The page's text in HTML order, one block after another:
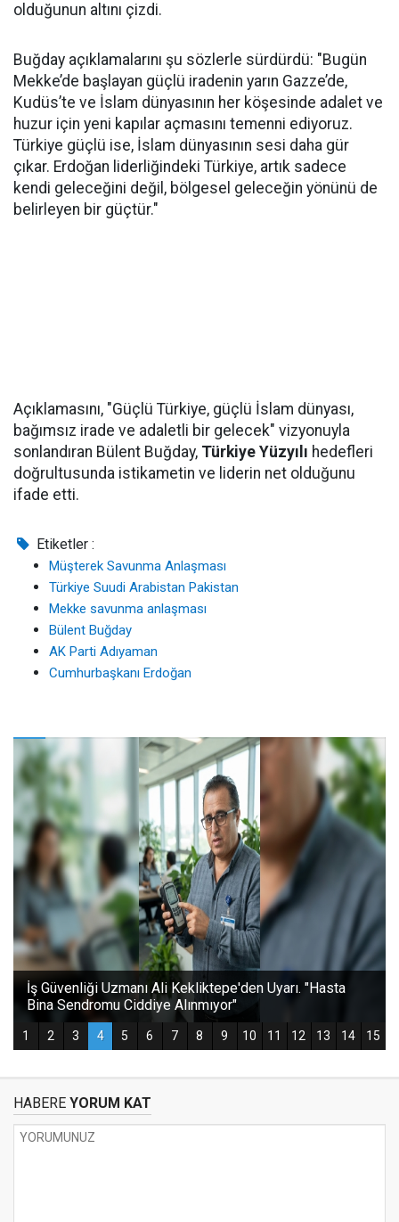
olduğunun altını çizdi.
Buğday açıklamalarını şu sözlerle sürdürdü: "Bugün
Mekke’de başlayan güçlü iradenin yarın Gazze’de,
Kudüs’te ve İslam dünyasının her köşesinde adalet ve
huzur için yeni kapılar açmasını temenni ediyoruz.
Türkiye güçlü ise, İslam dünyasının sesi daha gür
çıkar. Erdoğan liderliğindeki Türkiye, artık sadece
kendi geleceğini değil, bölgesel geleceğin yönünü de
belirleyen bir güçtür."
Açıklamasını, "Güçlü Türkiye, güçlü İslam dünyası,
bağımsız irade ve adaletli bir gelecek" vizyonuyla
sonlandıran Bülent Buğday, Türkiye Yüzyılı hedefleri
doğrultusunda istikametin ve liderin net olduğunu
ifade etti.
Etiketler :
Müşterek Savunma Anlaşması
Türkiye Suudi Arabistan Pakistan
Mekke savunma anlaşması
Bülent Buğday
AK Parti Adıyaman
Cumhurbaşkanı Erdoğan
HABERE YORUM KAT